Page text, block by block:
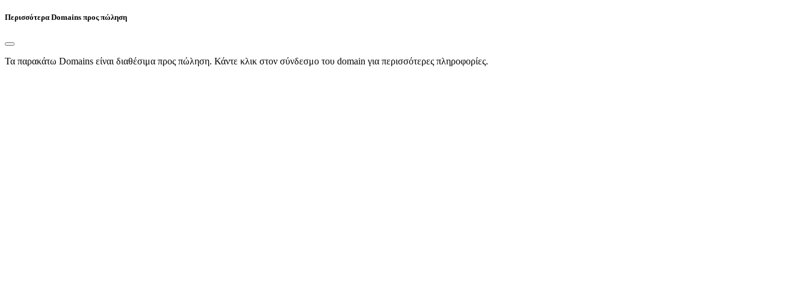
Περισσότερα Domains προς πώληση
Τα παρακάτω Domains είναι διαθέσιμα προς πώληση. Κάντε κλικ στον σύνδεσμο του domain για περισσότερες πληροφορίες.